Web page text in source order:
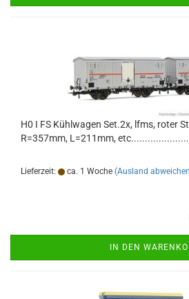
H0 I FS Kühlwagen Set.2x, lfms, roter
R=357mm, L=211mm,
Lieferzeit: ca. 1 Woche (Ausland
IN DEN